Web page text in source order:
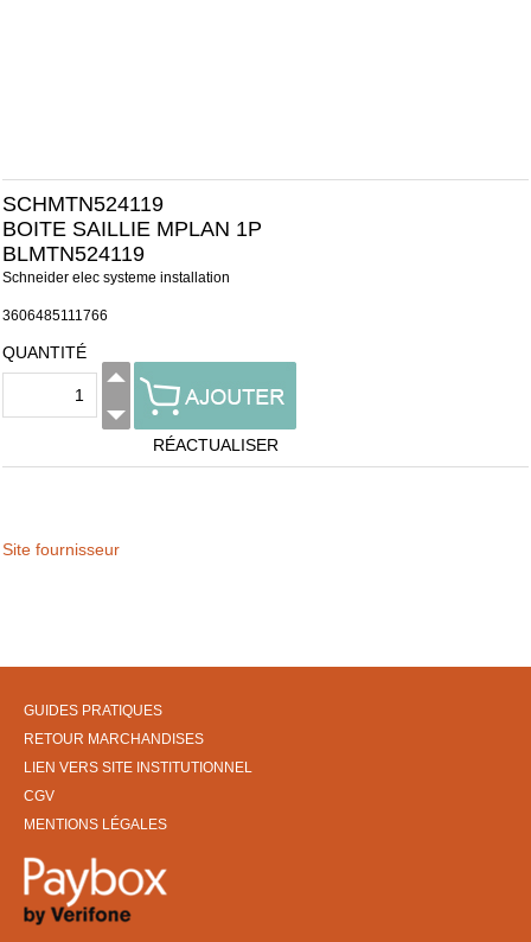
SCHMTN524119
BOITE SAILLIE MPLAN 1P
BLMTN524119
Schneider elec systeme installation
3606485111766
QUANTITÉ
RÉACTUALISER
Site fournisseur
GUIDES PRATIQUES
RETOUR MARCHANDISES
LIEN VERS SITE INSTITUTIONNEL
CGV
MENTIONS LÉGALES